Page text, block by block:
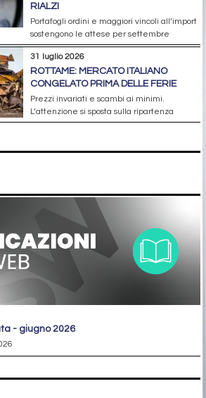
RIALZI
Portafogli ordini e maggiori vincoli all’import
sostengono le attese per settembre
31 luglio 2026
ROTTAME: MERCATO ITALIANO
CONGELATO PRIMA DELLE FERIE
Prezzi invariati e scambi ai minimi.
L’attenzione si sposta sulla ripartenza
- giugno 2026